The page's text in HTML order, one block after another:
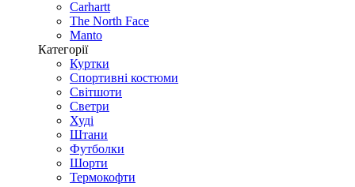
Carhartt
The North Face
Manto
Категорії
Куртки
Спортивні костюми
Світшоти
Светри
Худі
Штани
Футболки
Шорти
Термокофти